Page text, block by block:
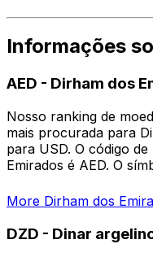
Informações
AED - Dirham dos
Nosso ranking de
mais procurada para
para USD. O código
More Dirham dos
DZD - Dinar